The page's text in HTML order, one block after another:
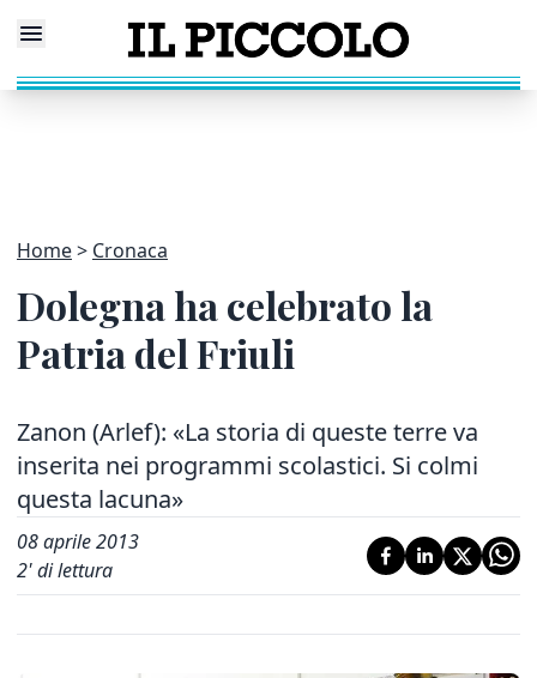
Home Cronaca
Dolegna ha celebrato la
Patria del Friuli
Zanon (Arlef): «La storia di queste terre va
inserita nei programmi scolastici. Si colmi
questa lacuna»
08 aprile 2013
2' di lettura